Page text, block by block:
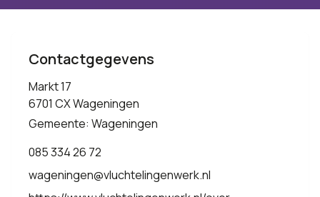
Contactgegevens
Markt 17
6701 CX Wageningen
Gemeente: Wageningen
085 334 26 72
wageningen@vluchtelingenwerk.nl